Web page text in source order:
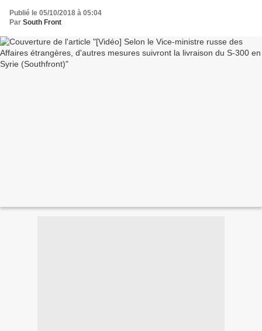
Publié le 05/10/2018 à 05:04
Par South Front